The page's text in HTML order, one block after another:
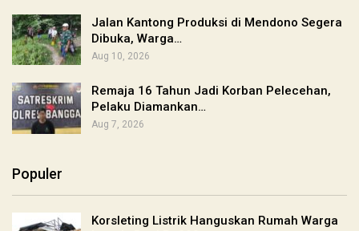
Jalan Kantong Produksi di Mendono Segera
Dibuka, Warga…
Aug 10, 2026
Remaja 16 Tahun Jadi Korban Pelecehan,
Pelaku Diamankan…
Aug 7, 2026
Populer
Korsleting Listrik Hanguskan Rumah Warga